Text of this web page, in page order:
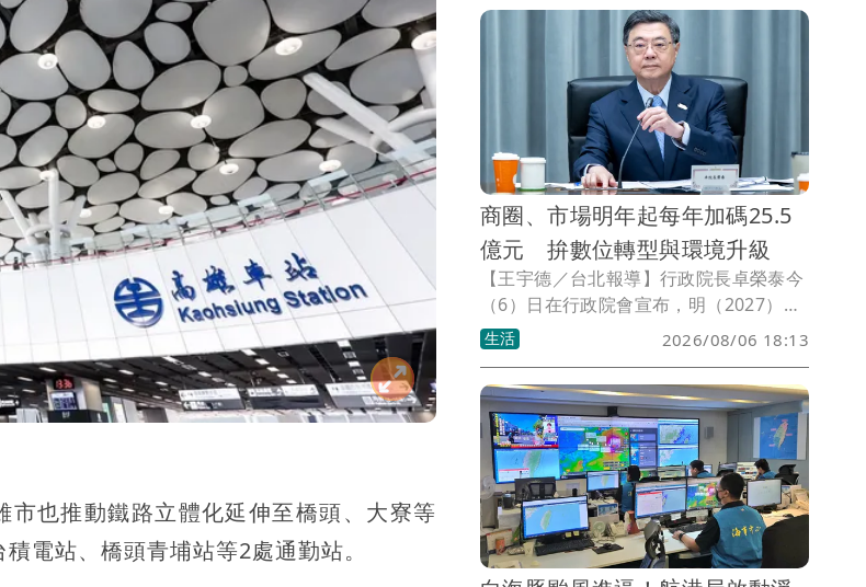
也推動鐵路立體化延伸至橋頭、大寮等
電站、橋頭青埔站等2處通勤站。
疊單內的各趟行程仍分別適用完整的基本
報酬最低金額保障。
商圈、市場明年起每年加碼25.5
億元 拚數位轉型與環境升級
【王宇德／台北報導】行政院長卓榮泰今
（6）日在行政院會宣布，明（2027）年
起將透過「中小微企業轉型升級發展方
案」，每年加碼25.5億元，推動全台商
圈、市場及夜市數位化、國際化與環境升
級，改善公共設施與消費環境，提升小
型、微型商家競爭力。
生活 2026/08/06 18:13